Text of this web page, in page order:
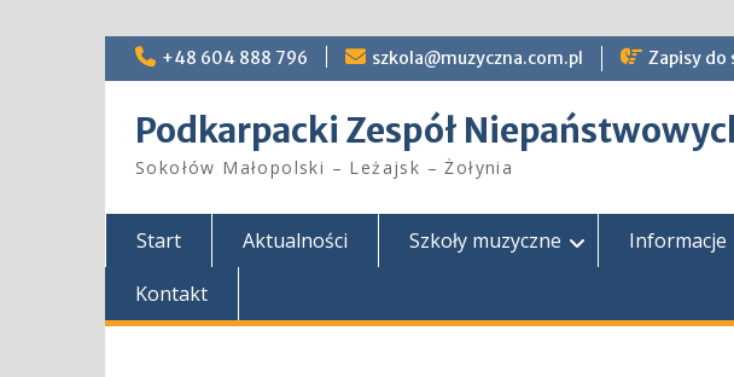
Skip
+48 604 888 796 szkola@muzyczna.com.pl Zapisy do
Podkarpacki Zespół
Sokołów Małopolski – Leżajsk – Żołynia
Start Aktualności Szkoły muzyczne Informacje
Kontakt